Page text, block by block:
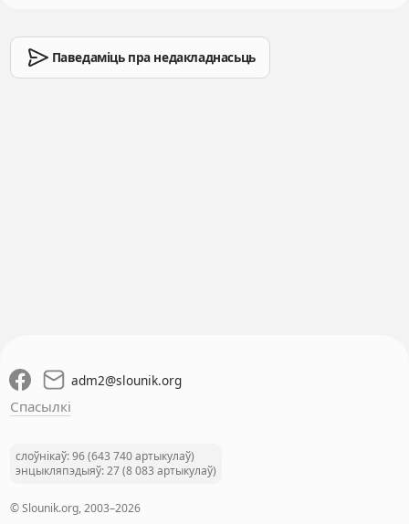
Паведаміць пра недакладнасьць
adm2@slounik.org
Спасылкі
слоўнікаў: 96 (643 740 артыкулаў)
энцыкляпэдыяў: 27 (8 083 артыкулаў)
© Slounik.org, 2003–2026